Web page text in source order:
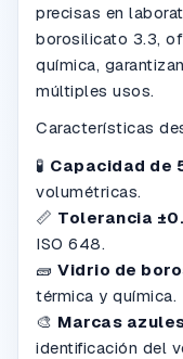
precisas en
borosilicato 3.3,
química,
múltiples usos.
Características
🧪 Capacidad de
volumétricas.
📏 Tolerancia
ISO 648.
🧱 Vidrio de
térmica y química.
🎨 Marcas
identificación del